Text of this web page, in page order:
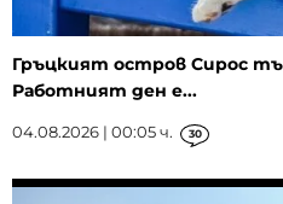
Гръцкият остров Сирос
Работният ден е...
04.08.2026 | 00:05 ч. 30